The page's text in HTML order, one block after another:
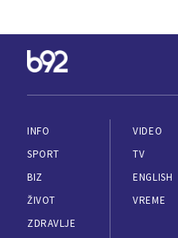
INFO
SPORT
BIZ
ŽIVOT
ZDRAVLJE
VIDEO
TV
ENGLISH
VREME